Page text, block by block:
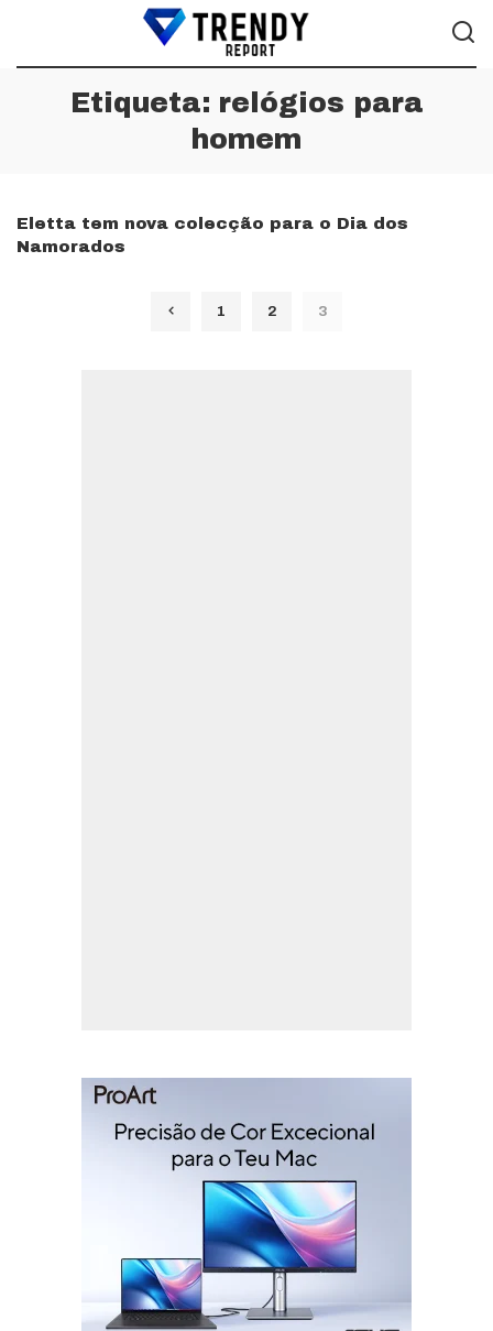
Etiqueta: relógios para
homem
Eletta tem nova colecção para o Dia dos
Namorados
1 2 3